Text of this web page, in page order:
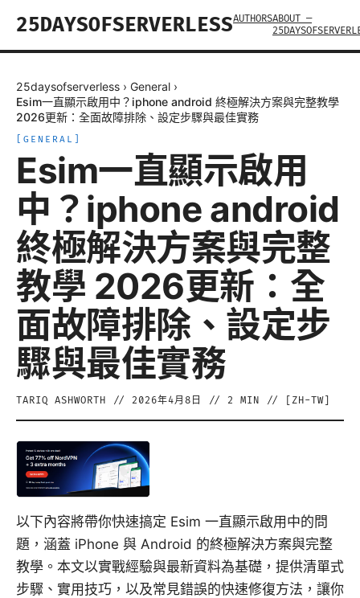
25DAYSOFSERVERLESSAUTHORSABOUT —
25daysofserverless › General ›
Esim一直顯示啟用中？iphone android 終極解決方案與完整教學
2026更新：全面故障排除、設定步驟與最佳實務
GENERAL
Esim一直顯示啟用
中？iphone android
終極解決方案與完整
教學 2026更新：全
面故障排除、設定步
驟與最佳實務
TARIQ ASHWORTH // 2026年4月8日 // 2 MIN // [ ZH-TW
以下內容將帶你快速搞定 Esim 一直顯示啟用中的問
題，涵蓋 iPhone 與 Android 的終極解決方案與完整
教學。本文以實戰經驗與最新資料為基礎，提供清單式
步驟、實用技巧，以及常見錯誤的快速修復方法，讓你